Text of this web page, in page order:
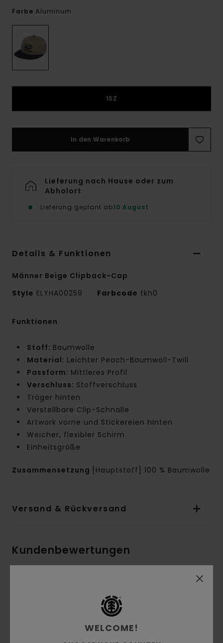
Farbe Aluminum
1SZ
In den Warenkorb
Lieferung nach Hause oder zum
Abholort
Lieferung geplant ab10 August
Details & Funktionen
Männer Beige Clipback-Cap
Style ELYHA00259 Farbcode tkh0
Funktionen
Stoff: Baumwolle
Material: Leichter Peach-Baumwoll-Twill
Passform: Mittleres Profil
Verschluss: Stoffverschluss
Träger hinten
Verstellbare Clip-Schnalle
Artwork vorne und Stickereien hinten
Weicher, flexibler Schirm
Einheitsgröße
Zusammensetzung [Hauptstoff] 100 % Baumwolle
Versand & Rückversand
Kundenbewertungen
3.0
WELCOME!